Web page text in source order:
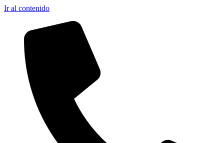
Ir al contenido